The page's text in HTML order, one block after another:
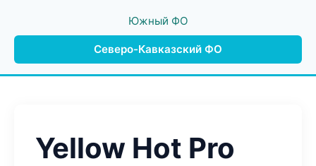
Южный ФО
Северо-Кавказский ФО
Yellow Hot Pro